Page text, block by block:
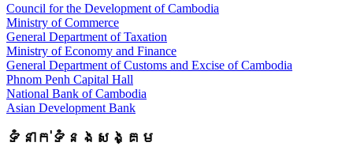
Council for the Development of Cambodia
Ministry of Commerce
General Department of Taxation
Ministry of Economy and Finance
General Department of Customs and Excise of Cambodia
Phnom Penh Capital Hall
National Bank of Cambodia
Asian Development Bank
ទំនាក់ទំនងសង្គម